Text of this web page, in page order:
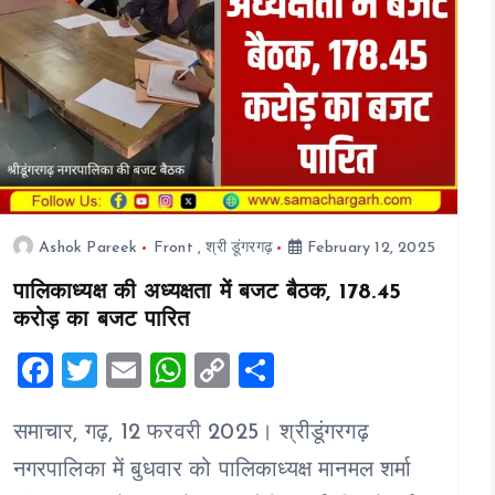
Ashok Pareek Front ,श्री डूंगरगढ़ February 12, 2025
पालिकाध्यक्ष की अध्यक्षता में बजट बैठक, 178.45
करोड़ का बजट पारित
F
ce
b
T
tt
er
E
ai
l
W
at
s
C
p
y
a
re
समाचार, गढ़, 12 फरवरी 2025। श्रीडूंगरगढ़
नगरपालिका में बुधवार को पालिकाध्यक्ष मानमल शर्मा